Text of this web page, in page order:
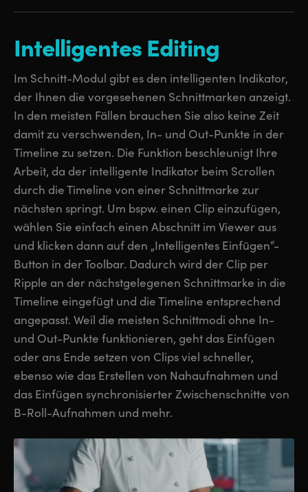
Intelligentes Editing
Im Schnitt-Modul gibt es den intelligenten Indikator,
der Ihnen die vorgesehenen Schnittmarken anzeigt.
In den meisten Fällen brauchen Sie also keine Zeit
damit zu verschwenden, In- und Out-Punkte in der
Timeline zu setzen. Die Funktion beschleunigt Ihre
Arbeit, da der intelligente Indikator beim Scrollen
durch die Timeline von einer Schnittmarke zur
nächsten springt. Um bspw. einen Clip einzufügen,
wählen Sie einfach einen Abschnitt im Viewer aus
und klicken dann auf den „Intelligentes Einfügen“-
Button in der Toolbar. Dadurch wird der Clip per
Ripple an der nächstgelegenen Schnittmarke in die
Timeline eingefügt und die Timeline entsprechend
angepasst. Weil die meisten Schnittmodi ohne In-
und Out-Punkte funktionieren, geht das Einfügen
oder ans Ende setzen von Clips viel schneller,
ebenso wie das Erstellen von Nahaufnahmen und
das Einfügen synchronisierter Zwischenschnitte von
B-Roll-Aufnahmen und mehr.